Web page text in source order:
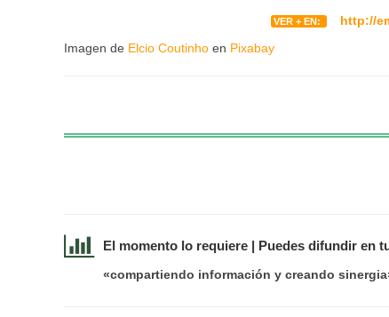
VER + EN:
http://
Imagen de Elcio Coutinho en Pixabay
El momento lo requiere | Puedes difundir en
«compartiendo información y creando